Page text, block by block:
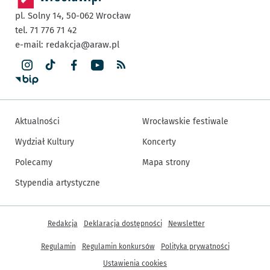
pl. Solny 14, 50-062 Wrocław
tel. 71 776 71 42
e-mail: redakcja@araw.pl
Aktualności
Wydział Kultury
Polecamy
Stypendia artystyczne
Wrocławskie festiwale
Koncerty
Mapa strony
Inne informacje
Redakcja Deklaracja dostępności Newsletter
Regulamin Regulamin konkursów
Polityka prywatności
Ustawienia cookies